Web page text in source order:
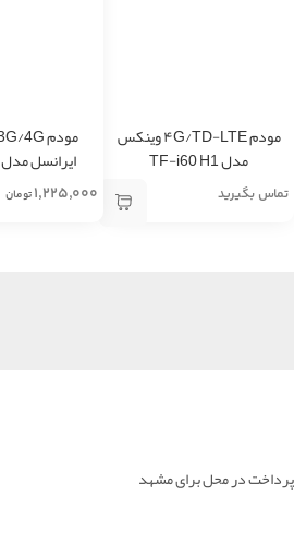
مودم ۴G/TD-LTE وینکس
مدل TF-i60 H1
تماس بگیرید
ایرانسل مدل FD-M40
۱,۲۲۵,۰۰۰ تومان
پرداخت در محل برای مشهد